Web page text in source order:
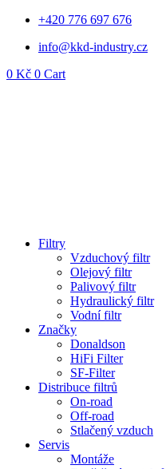
Přejít
obsahu
+420 776 697 676
info@kkd-industry.cz
0 Kč 0 Cart
Filtry
Vzduchový filtr
Olejový filtr
Palivový filtr
Hydraulický filtr
Vodní filtr
Značky
Donaldson
HiFi Filter
SF-Filter
Distribuce filtrů
On-road
Off-road
Stlačený vzduch
Servis
Montáže